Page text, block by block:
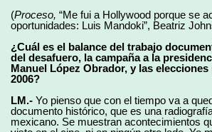
(Proceso, “Me fui a Hollywood porque se
oportunidades: Luis Mandoki”, Beatriz
¿Cuál es el balance del trabajo
del desafuero, la campaña a la
Manuel López Obrador, y las
2006?
LM.- Yo pienso que con el tiempo va a
documento histórico, que es una
mexicano. Se muestran acontecimientos